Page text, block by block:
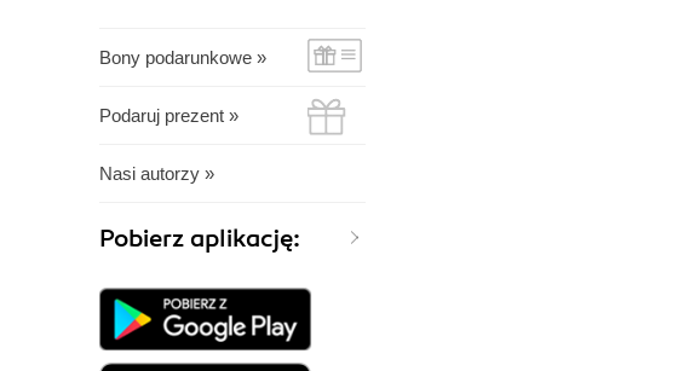
Bony podarunkowe »
Podaruj prezent »
Nasi autorzy »
Pobierz aplikację: